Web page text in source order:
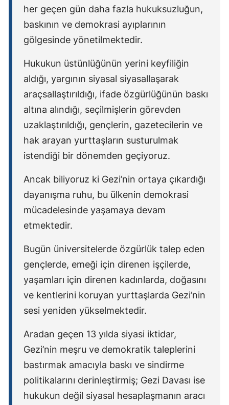
her geçen gün daha fazla hukuksuzluğun,
baskının ve demokrasi ayıplarının
gölgesinde yönetilmektedir.
Hukukun üstünlüğünün yerini keyfiliğin
aldığı, yargının siyasal siyasallaşarak
araçsallaştırıldığı, ifade özgürlüğünün baskı
altına alındığı, seçilmişlerin görevden
uzaklaştırıldığı, gençlerin, gazetecilerin ve
hak arayan yurttaşların susturulmak
istendiği bir dönemden geçiyoruz.
Ancak biliyoruz ki Gezi’nin ortaya çıkardığı
dayanışma ruhu, bu ülkenin demokrasi
mücadelesinde yaşamaya devam
etmektedir.
Bugün üniversitelerde özgürlük talep eden
gençlerde, emeği için direnen işçilerde,
yaşamları için direnen kadınlarda, doğasını
ve kentlerini koruyan yurttaşlarda Gezi’nin
sesi yeniden yükselmektedir.
Aradan geçen 13 yılda siyasi iktidar,
Gezi’nin meşru ve demokratik taleplerini
bastırmak amacıyla baskı ve sindirme
politikalarını derinleştirmiş; Gezi Davası ise
hukukun değil siyasal hesaplaşmanın aracı